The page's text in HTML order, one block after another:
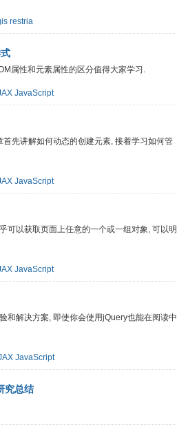
restria
属性和元素属性的区分值得大家学习.
JavaScript
先讲解如何动态的创建元素, 接着学习如何管
JavaScript
可以获取页面上任意的一个或一组对象, 可以明
JavaScript
和解决方案, 即使你会使用jQuery也能在阅读中
JavaScript
究总结